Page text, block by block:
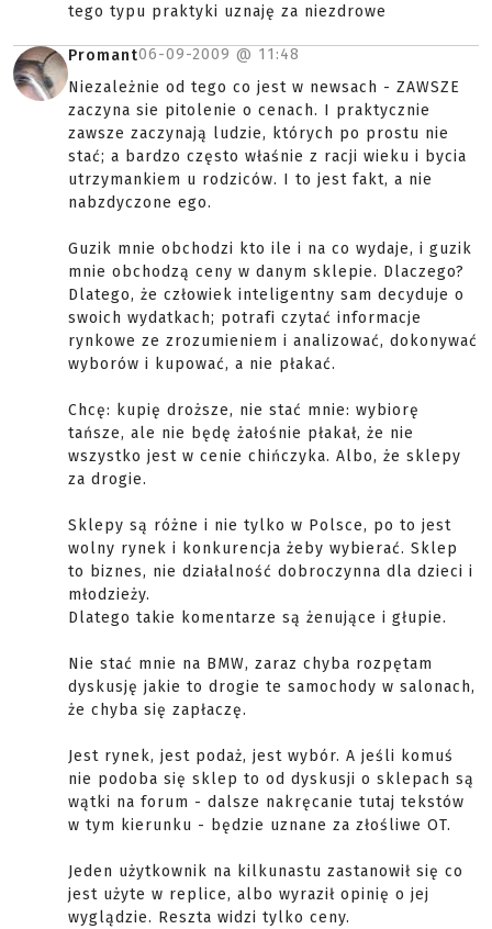
tego typu praktyki uznaję za niezdrowe
Promant06-09-2009 @ 11:48
Niezależnie od tego co jest w newsach - ZAWSZE
zaczyna sie pitolenie o cenach. I praktycznie
zawsze zaczynają ludzie, których po prostu nie
stać; a bardzo często właśnie z racji wieku i bycia
utrzymankiem u rodziców. I to jest fakt, a nie
nabzdyczone ego.
Guzik mnie obchodzi kto ile i na co wydaje, i guzik
mnie obchodzą ceny w danym sklepie. Dlaczego?
Dlatego, że człowiek inteligentny sam decyduje o
swoich wydatkach; potrafi czytać informacje
rynkowe ze zrozumieniem i analizować, dokonywać
wyborów i kupować, a nie płakać.
Chcę: kupię droższe, nie stać mnie: wybiorę
tańsze, ale nie będę żałośnie płakał, że nie
wszystko jest w cenie chińczyka. Albo, że sklepy
za drogie.
Sklepy są różne i nie tylko w Polsce, po to jest
wolny rynek i konkurencja żeby wybierać. Sklep
to biznes, nie działalność dobroczynna dla dzieci i
młodzieży.
Dlatego takie komentarze są żenujące i głupie.
Nie stać mnie na BMW, zaraz chyba rozpętam
dyskusję jakie to drogie te samochody w salonach,
że chyba się zapłaczę.
Jest rynek, jest podaż, jest wybór. A jeśli komuś
nie podoba się sklep to od dyskusji o sklepach są
wątki na forum - dalsze nakręcanie tutaj tekstów
w tym kierunku - będzie uznane za złośliwe OT.
Jeden użytkownik na kilkunastu zastanowił się co
jest użyte w replice, albo wyraził opinię o jej
wyglądzie. Reszta widzi tylko ceny.